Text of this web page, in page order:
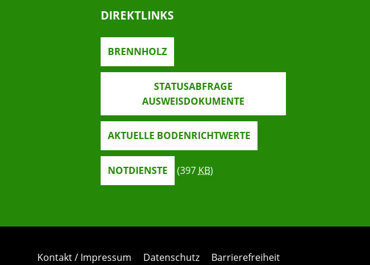
DIREKTLINKS
BRENNHOLZ
STATUSABFRAGE
AUSWEISDOKUMENTE
AKTUELLE BODENRICHTWERTE
NOTDIENSTE (397KB)
Kontakt / Impressum Datenschutz Barrierefreiheit